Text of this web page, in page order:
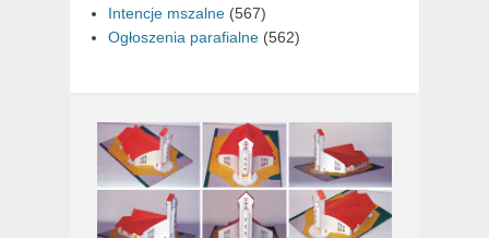
Intencje mszalne (567)
Ogłoszenia parafialne (562)